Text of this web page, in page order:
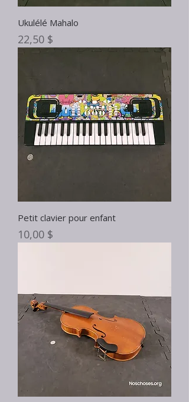
Ukulélé Mahalo
Prix
22,50 $
Petit clavier pour enfant
Prix
10,00 $